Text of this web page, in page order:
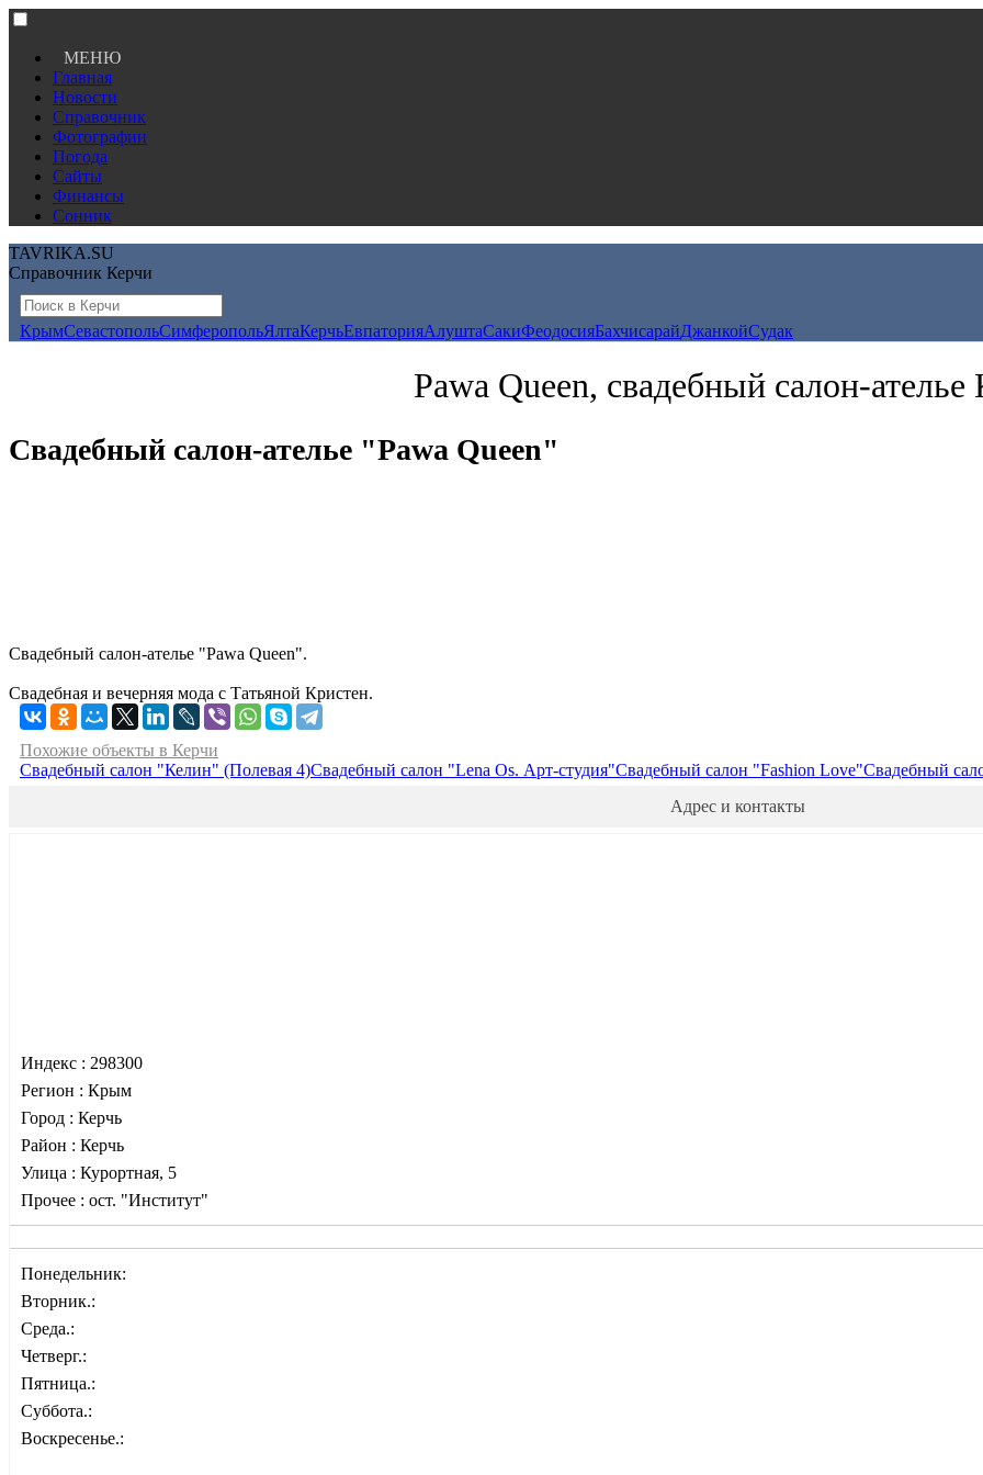
МЕНЮ
Главная
Новости
Справочник
Фотографии
Погода
Сайты
Финансы
Сонник
TAVRIKA.SU
Справочник Керчи
КрымСевастопольСимферопольЯлтаКерчьЕвпаторияАлуштаСакиФеодосияБахчисарайДжанкойСудак
Pawa Queen, свадебный салон-ателье
Свадебный салон-ателье "Pawa Queen"
Свадебный салон-ателье "Pawa Queen".
Свадебная и вечерняя мода с Татьяной Кристен.
Похожие объекты в Керчи
Свадебный салон "Келин" (Полевая 4)Свадебный салон "Lena Os. Арт-студия"Свадебный салон "Fashion Love"Свадебный
Адрес и контакты
Индекс : 298300
Регион : Крым
Город : Керчь
Район : Керчь
Улица : Курортная, 5
Прочее : ост. "Институт"
Понедельник:
Вторник.:
Среда.:
Четверг.:
Пятница.:
Суббота.:
Воскресенье.: